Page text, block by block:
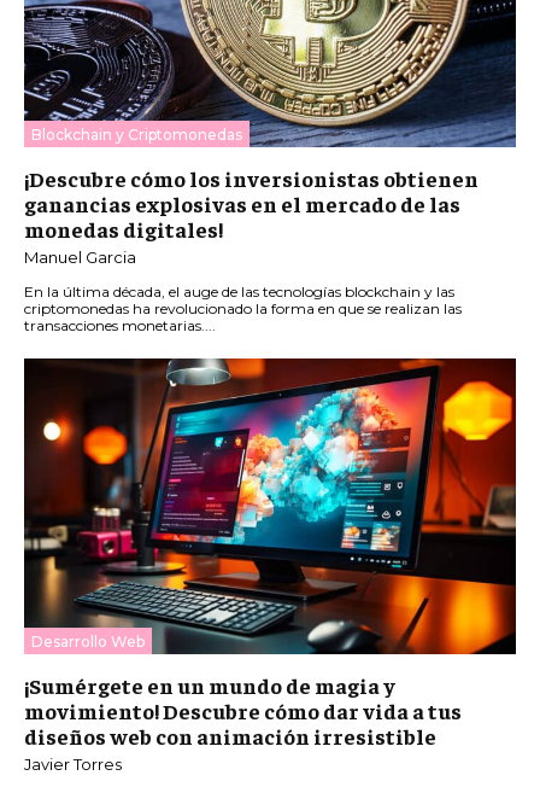
Blockchain y Criptomonedas
¡Descubre cómo los inversionistas obtienen
ganancias explosivas en el mercado de las
monedas digitales!
Manuel Garcia
En la última década, el auge de las tecnologías blockchain y las
criptomonedas ha revolucionado la forma en que se realizan las
transacciones monetarias....
Desarrollo Web
¡Sumérgete en un mundo de magia y
movimiento! Descubre cómo dar vida a tus
diseños web con animación irresistible
Javier Torres